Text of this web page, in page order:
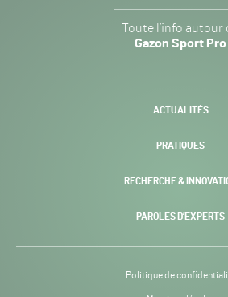
Sport
Pro
-
Toute l’info autour
Gazon Sport Pro
ACTUALITÉS
PRATIQUES
RECHERCHE &
PAROLES D’EXPERTS
Politique de